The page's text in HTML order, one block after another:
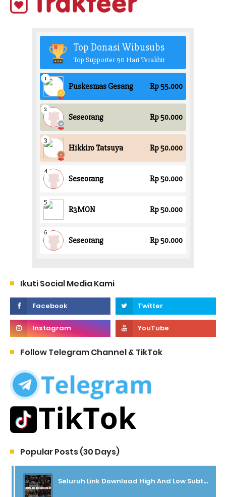
Ikuti Social Media Kami
Follow Telegram Channel & TikTok
Popular Posts (30 Days)
Seluruh Link Download High And Low Subtitle Indonesia